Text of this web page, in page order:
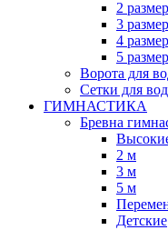
2 размер
3 размер
4 размер
5 размер
Ворота для
Сетки для
ГИМНАСТИКА
Бревна
2 м
3 м
5 м
Детские